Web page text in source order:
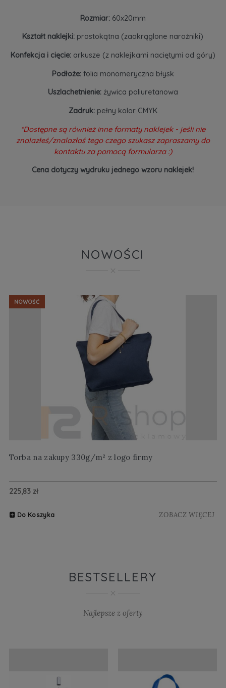
Rozmiar: 60x20mm
Kształt naklejki: prostokątna (zaokrąglone narożniki)
Konfekcja i cięcie:arkusze (z naklejkami naciętymi od góry)
Podłoże:folia monomeryczna błysk
Uszlachetnienie:żywica poliuretanowa
Zadruk:pełny kolor CMYK
*Dostępne są również inne formaty naklejek - jeśli nie
znalazłeś/znalazłaś tego czego szukasz zapraszamy do
kontaktu za pomocą formularza :)
Cena dotyczy wydruku jednego wzoru naklejek!
NOWOŚCI
Torba na zakupy 330g/m² z logo firmy
225,83 zł
Do Koszyka ZOBACZ WIĘCEJ
NOWOŚĆ
BESTSELLERY
Najlepsze z oferty